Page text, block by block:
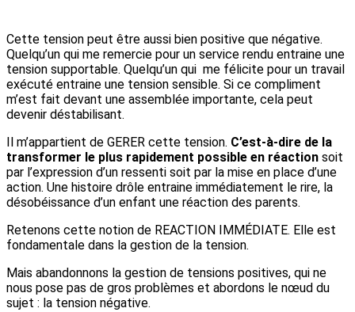
Cette tension peut être aussi bien positive que négative.
Quelqu’un qui me remercie pour un service rendu entraine une
tension supportable. Quelqu’un qui me félicite pour un travail
exécuté entraine une tension sensible. Si ce compliment
m’est fait devant une assemblée importante, cela peut
devenir déstabilisant.
Il m’appartient de GERER cette tension. C’est-à-dire de la
transformer le plus rapidement possible en réaction soit
par l’expression d’un ressenti soit par la mise en place d’une
action. Une histoire drôle entraine immédiatement le rire, la
désobéissance d’un enfant une réaction des parents.
Retenons cette notion de REACTION IMMÉDIATE. Elle est
fondamentale dans la gestion de la tension.
Mais abandonnons la gestion de tensions positives, qui ne
nous pose pas de gros problèmes et abordons le nœud du
sujet : la tension négative.